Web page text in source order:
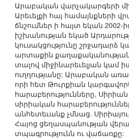
Արաբական վարչակարգերի
Արեւելքի հայ համայնքների
ճնշումներ ի հայտ եկան 2002-
իշխանության եկած
կուսակցությունը շրջադարձ
արտաքին քաղաքականության
տալով միջինարեւելյան կամ
ուղղությանը: Արաբական
որի հետ Թուրքիան
հարաբերությունները, Սիրիան
սիրիական
անհետեւանք չմնաց.
Հայոց ցեղասպանության
տպագրությունն ու վաճառքը: